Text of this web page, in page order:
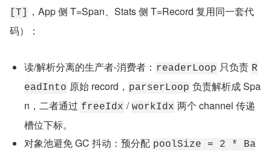
[T]
，App 侧 T=Span、Stats 侧 T=Record 复用同一套代
码）：
读/解析分离的生产者-消费者： readerLoop 只负责 R
eadInto 原始 record， parserLoop 负责解析成 Spa
n，二者通过 freeIdx / workIdx 两个 channel 传递
槽位下标。
对象池避免 GC 抖动：预分配 poolSize = 2 * Ba